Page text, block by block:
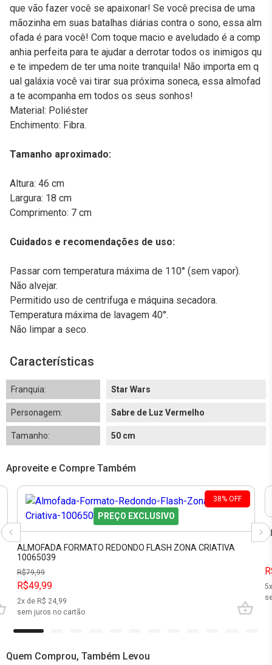
que vão fazer você se apaixonar! Se você precisa de uma
mãozinha em suas batalhas diárias contra o sono, essa alm
ofada é para você! Com toque macio e aveludado é a comp
anhia perfeita para te ajudar a derrotar todos os inimigos qu
e te impedem de ter uma noite tranquila! Não importa em q
ual galáxia você vai tirar sua próxima soneca, essa almofad
a te acompanha em todos os seus sonhos!
Material: Poliéster
Enchimento: Fibra.
Tamanho aproximado:
Altura: 46 cm
Largura: 18 cm
Comprimento: 7 cm
Cuidados e recomendações de uso:
Passar com temperatura máxima de 110° (sem vapor).
Não alvejar.
Permitido uso de centrifuga e máquina secadora.
Temperatura máxima de lavagem 40°.
Não limpar a seco.
Características
Franquia: Star Wars
Personagem: Sabre de Luz Vermelho
Tamanho: 50 cm
Aproveite e Compre Também
38% OFF
PREÇO EXCLUSIVO
ALMOFADA FORMATO REDONDO FLASH ZONA CRIATIVA
10065039
R$79,99
R$49,99
2x de R$ 24,99
sem juros no cartão
5
Quem Comprou, Também Levou